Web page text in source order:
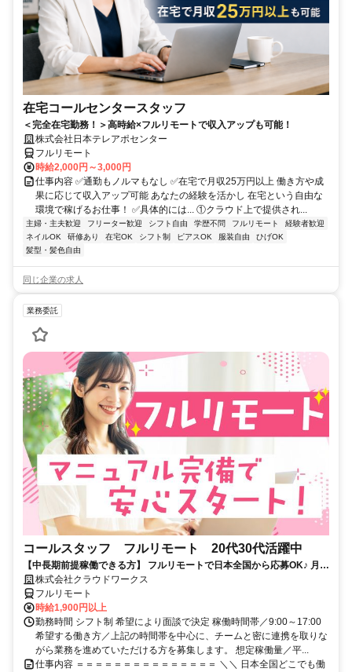
在宅コールセンタースタッフ
＜完全在宅勤務！＞高時給×フルリモートで収入アップも可能！
株式会社日本テレアポセンター
フルリモート
時給2,000円～3,000円
仕事内容 ✅通勤もノルマもなし ✅在宅で月収25万円以上 働き方や成
果に応じて収入アップ可能 あなたの経験を活かし 在宅という自由な
環境で稼げるお仕事！ ✅具体的には... ①クラウド上で提供され...
主婦・主夫歓迎 フリーター歓迎 シフト自由 学歴不問 フルリモート
経験者歓迎
ネイルOK
研修あり 在宅OK シフト制 ピアスOK 服装自由
ひげOK
髪型・髪色自由
同じ企業の求人
業務委託
コールスタッフ フルリモート 20代30代活躍中
【中長期前提稼働できる方】 フルリモートで日本全国から応募OK♪ 月稼
働80時間で安定収入！
株式会社クラウドワークス
フルリモート
時給1,900円以上
勤務時間 シフト制 希望により面談で決定 稼働時間帯／9:00～17:00
希望する働き方／上記の時間帯を中心に、チームと密に連携を取りな
がら業務を進めていただける方を募集します。 想定稼働量／平...
仕事内容 ＝＝＝＝＝＝＝＝＝＝＝＝＝＝＝ ＼＼ 日本全国どこでも働